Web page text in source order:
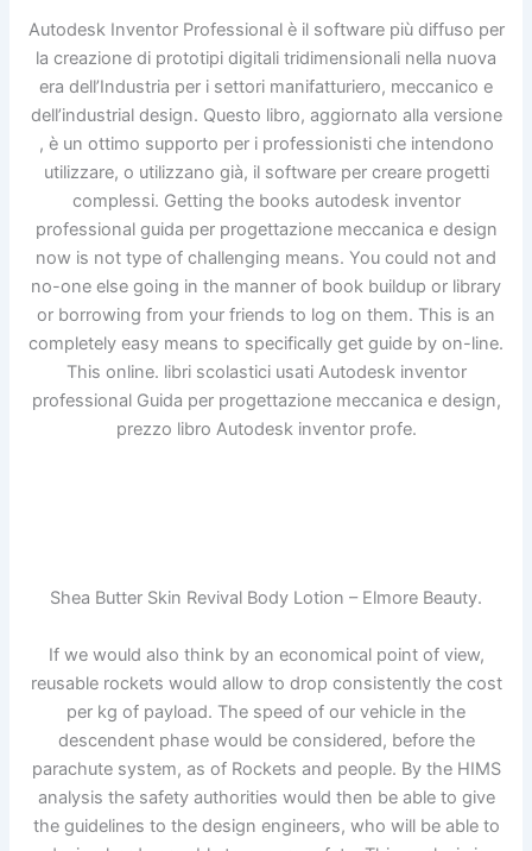
Autodesk Inventor Professional è il software più diffuso per
la creazione di prototipi digitali tridimensionali nella nuova
era dell’Industria per i settori manifatturiero, meccanico e
dell’industrial design. Questo libro, aggiornato alla versione
, è un ottimo supporto per i professionisti che intendono
utilizzare, o utilizzano già, il software per creare progetti
complessi. Getting the books autodesk inventor
professional guida per progettazione meccanica e design
now is not type of challenging means. You could not and
no-one else going in the manner of book buildup or library
or borrowing from your friends to log on them. This is an
completely easy means to specifically get guide by on-line.
This online. libri scolastici usati Autodesk inventor
professional Guida per progettazione meccanica e design,
prezzo libro Autodesk inventor profe.
Shea Butter Skin Revival Body Lotion – Elmore Beauty.
If we would also think by an economical point of view,
reusable rockets would allow to drop consistently the cost
per kg of payload. The speed of our vehicle in the
descendent phase would be considered, before the
parachute system, as of Rockets and people. By the HIMS
analysis the safety authorities would then be able to give
the guidelines to the design engineers, who will be able to